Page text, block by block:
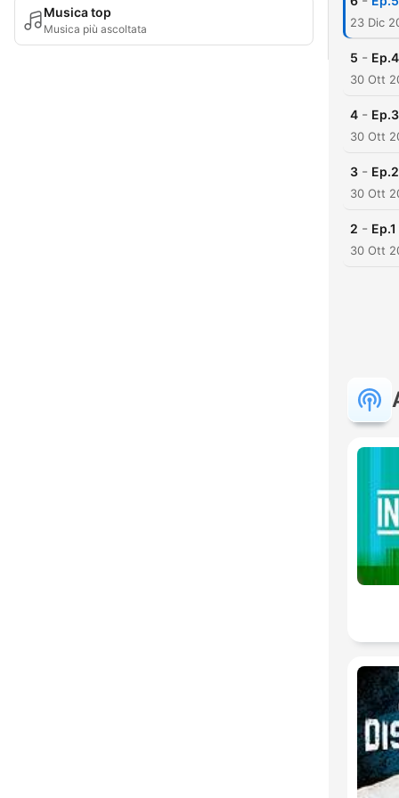
Musica top
Musica più ascoltata 23 Dic
5 -
30 Ott
4 -
30 Ott
3 -
30 Ott
2 -
30 Ott